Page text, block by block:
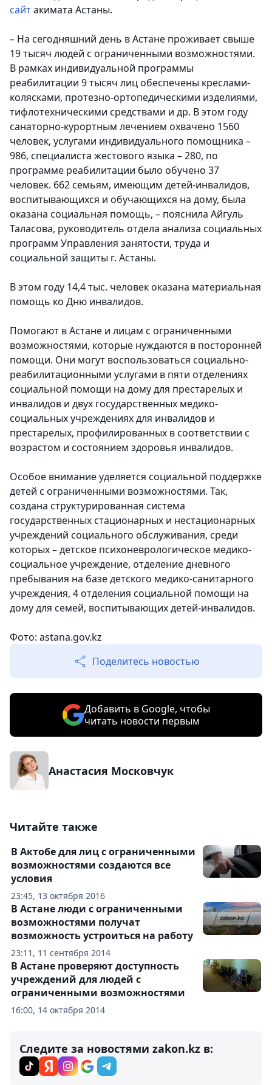
сайтакимата Астаны.
– На сегодняшний день в Астане проживает свыше
19 тысяч людей с ограниченными возможностями.
В рамках индивидуальной программы
реабилитации 9 тысяч лиц обеспечены креслами-
колясками, протезно-ортопедическими изделиями,
тифлотехническими средствами и др. В этом году
санаторно-курортным лечением охвачено 1560
человек, услугами индивидуального помощника –
986, специалиста жестового языка – 280, по
программе реабилитации было обучено 37
человек. 662 семьям, имеющим детей-инвалидов,
воспитывающихся и обучающихся на дому, была
оказана социальная помощь, – пояснила Айгуль
Таласова, руководитель отдела анализа социальных
программ Управления занятости, труда и
социальной защиты г. Астаны.
В этом году 14,4 тыс. человек оказана материальная
помощь ко Дню инвалидов.
Помогают в Астане и лицам с ограниченными
возможностями, которые нуждаются в посторонней
помощи. Они могут воспользоваться социально-
реабилитационными услугами в пяти отделениях
социальной помощи на дому для престарелых и
инвалидов и двух государственных медико-
социальных учреждениях для инвалидов и
престарелых, профилированных в соответствии с
возрастом и состоянием здоровья инвалидов.
Особое внимание уделяется социальной поддержке
детей с ограниченными возможностями. Так,
создана структурированная система
государственных стационарных и нестационарных
учреждений социального обслуживания, среди
которых – детское психоневрологическое медико-
социальное учреждение, отделение дневного
пребывания на базе детского медико-санитарного
учреждения, 4 отделения социальной помощи на
дому для семей, воспитывающих детей-инвалидов.
Фото: astana.gov.kz
Поделитесь новостью
Добавить в Google, чтобы
читать новости первым
Анастасия Московчук
Читайте также
23:45, 13 октября 2016
В Актобе для лиц с ограниченными
возможностями создаются все
условия
23:11, 11 сентября 2014
В Астане люди с ограниченными
возможностями получат
возможность устроиться на работу
16:00, 14 октября 2014
В Астане проверяют доступность
учреждений для людей с
ограниченными возможностями
Следите за новостями zakon.kz в: